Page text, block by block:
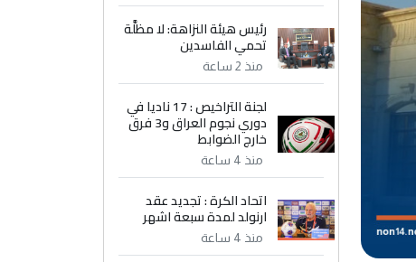
رئيس هيئة النزاهة: لا مظلَّة
تحمي الفاسدين
منذ 2 ساعة
لجنة التراخيص : 17 ناديا في
دوري نجوم العراق و3 فرق
خارج الضوابط
منذ 4 ساعة
اتحاد الكرة : تجديد عقد
ارنولد لمدة سبعة اشهر
منذ 4 ساعة